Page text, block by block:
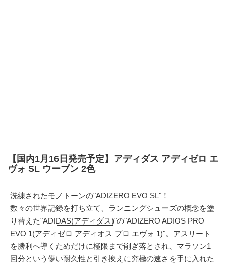
【国内1月16日発売予定】アディダス アディゼロ エ
ヴォ SL ウーブン 2色
洗練されたモノトーンの"ADIZERO EVO SL"！
数々の世界記録を打ち立て、ランニングシューズの概念を塗
り替えた"ADIDAS(アディダス)"の"ADIZERO ADIOS PRO
EVO 1(アディゼロ アディオス プロ エヴォ 1)"。アスリート
を勝利へ導くためだけに極限まで削ぎ落とされ、マラソン1
回分という儚い耐久性と引き換えに究極の速さを手に入れた